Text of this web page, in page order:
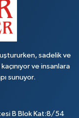
sadelik ve
ve insanlara
sunuyor.
B Blok Kat:8/54